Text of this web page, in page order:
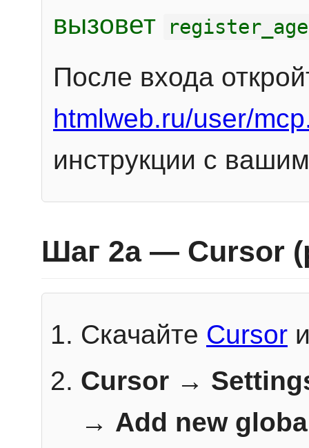
вызовет
После входа
htmlweb.ru/user/
инструкции с
Шаг 2a — Cursor
Скачайте Cursor
Cursor →
→ Add new